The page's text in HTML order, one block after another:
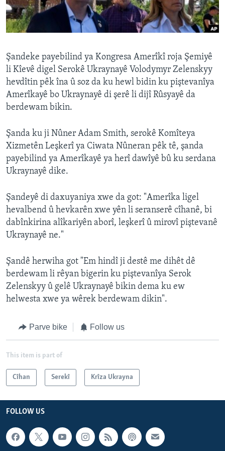
ÇAND Û HUNER
SERNIVÎS
Learning English
FOLLOW US
Zimanên Din
Şandeke payebilind ya Kongresa Amerîkî roja Şemiyê
li Kîevê digel Serokê Ukraynayê Volodymyr Zelenskyy
hevdîtin pêk îna û soz da ku hewl bidin ku piştevanîya
Amerîkayê bo Ukraynayê di şerê li dijî Rûsyayê da
berdewam bikin.
Şanda ku ji Nûner Adam Smith, serokê Komîteya
Xizmetên Leşkerî ya Ciwata Nûneran pêk tê, şanda
payebilind ya Amerîkayê ya herî dawîyê bû ku serdana
Ukraynayê dike.
Şandeyê di daxuyaniya xwe da got: "Amerîka ligel
hevalbend û hevkarên xwe yên li seranserê cîhanê, bi
dabînkirina alîkariyên aborî, leşkerî û mirovî piştevanê
Ukraynayê ne."
Şandê herwiha got "Em hindî ji destê me dihêt dê
berdewam li rêyan bigerin ku piştevanîya Serok
Zelenskyy û gelê Ukraynayê bikin dema ku ew
helwesta xwe ya wêrek berdewam dikin".
Parve bike Follow us
This item is part of
Cîhan Serekî Krîza Ukrayna
FOLLOW US